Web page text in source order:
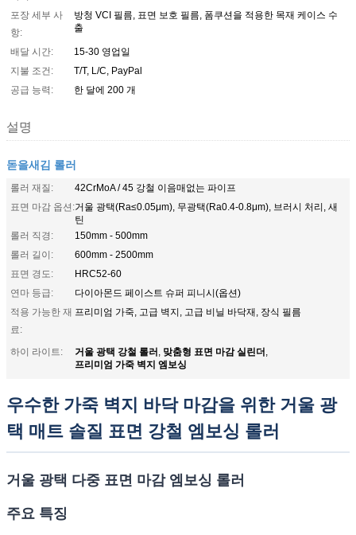
포장 세부 사
항:
방청 VCI 필름, 표면 보호 필름, 폼쿠션을 적용한 목재 케이스 수
출
배달 시간:
15-30 영업일
지불 조건:
T/T, L/C, PayPal
공급 능력:
한 달에 200 개
설명
돋을새김 롤러
롤러 재질:
42CrMoA / 45 강철 이음매없는 파이프
표면 마감 옵션:거울 광택(Ra≤0.05μm), 무광택(Ra0.4-0.8μm), 브러시 처리, 새
틴
롤러 직경:
150mm - 500mm
롤러 길이:
600mm - 2500mm
표면 경도:
HRC52-60
연마 등급:
다이아몬드 페이스트 슈퍼 피니시(옵션)
적용 가능한 재
료:
프리미엄 가죽, 고급 벽지, 고급 비닐 바닥재, 장식 필름
하이 라이트: 거울 광택 강철 롤러, 맞춤형 표면 마감 실린더,
프리미엄 가죽 벽지 엠보싱
우수한 가죽 벽지 바닥 마감을 위한 거울 광
택 매트 솔질 표면 강철 엠보싱 롤러
거울 광택 다중 표면 마감 엠보싱 롤러
주요 특징